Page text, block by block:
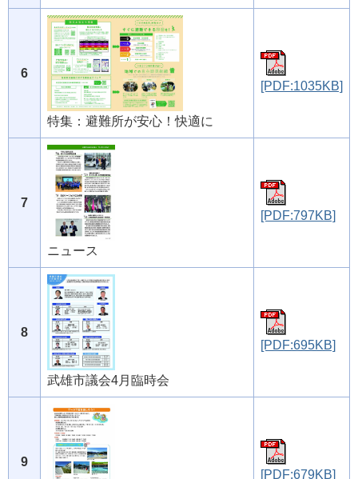
6
特集：避難所が安心！快適に
[PDF:1035KB]
7
ニュース
[PDF:797KB]
8
武雄市議会4月臨時会
[PDF:695KB]
9
[PDF:679KB]